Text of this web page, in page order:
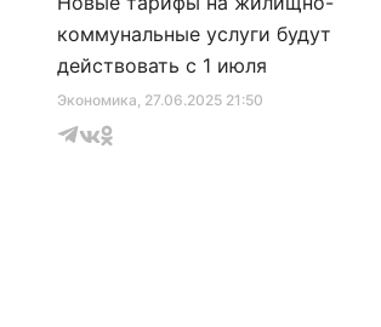
Экономика, 27.06.2025 21:50
коммунальные услуги будут
действовать с 1 июля